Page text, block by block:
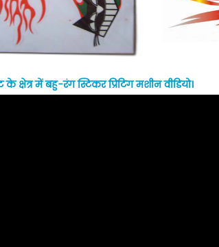
क्षेत्र में बहु-रंग स्टिकर प्रिंटिंग मशीन वीडियो।